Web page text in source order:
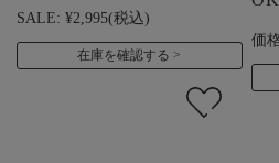
SALE: ¥2,995(税込)
在庫を確認する
価